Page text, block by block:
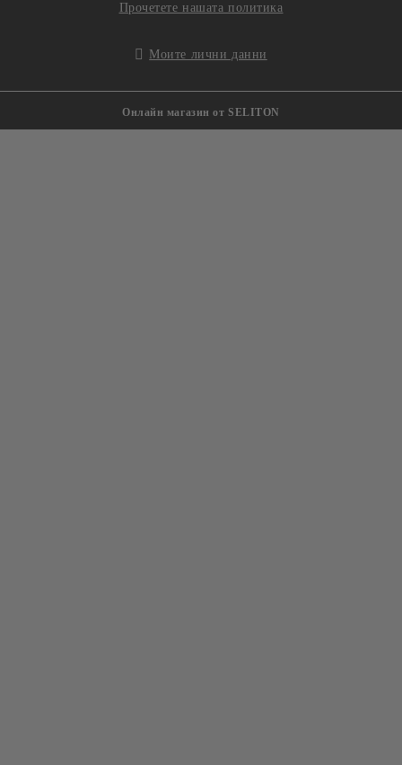
Прочетете нашата политика
Моите лични данни
Онлайн магазин от SELITON